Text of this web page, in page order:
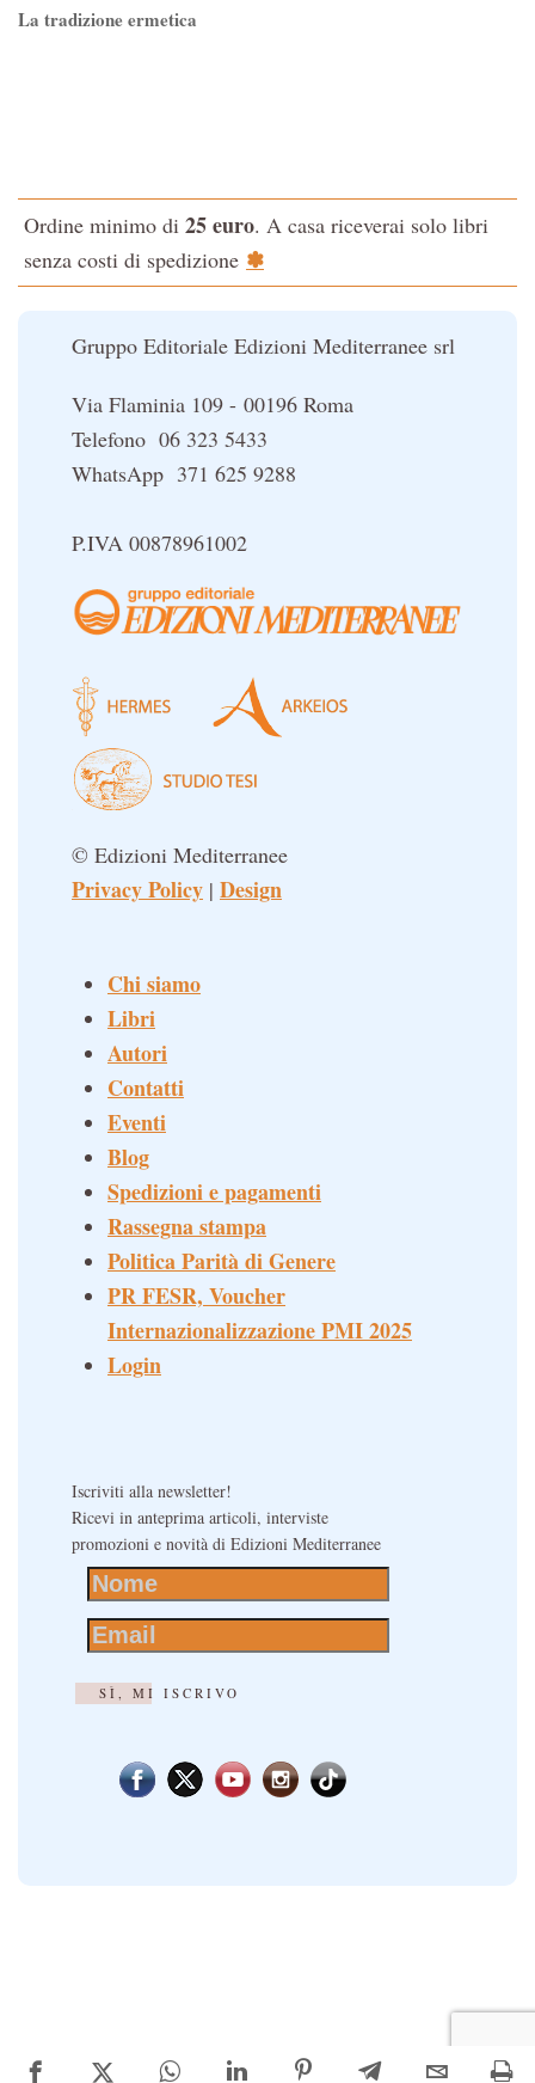
La tradizione ermetica
La Cabala
Il potere del serpente
Ordine minimo di 25 euro. A casa riceverai solo libri
senza costi di spedizione ✽
Gruppo Editoriale Edizioni Mediterranee srl
Via Flaminia 109 - 00196 Roma
Telefono 06 323 5433
WhatsApp 371 625 9288
P.IVA 00878961002
© Edizioni Mediterranee
Privacy Policy | Design
Chi siamo
Libri
Autori
Contatti
Eventi
Blog
Spedizioni e pagamenti
Rassegna stampa
Politica Parità di Genere
PR FESR, Voucher
Internazionalizzazione PMI 2025
Login
Iscriviti alla newsletter!
Ricevi in anteprima articoli, interviste
promozioni e novità di Edizioni Mediterranee
SÌ, MI ISCRIVO